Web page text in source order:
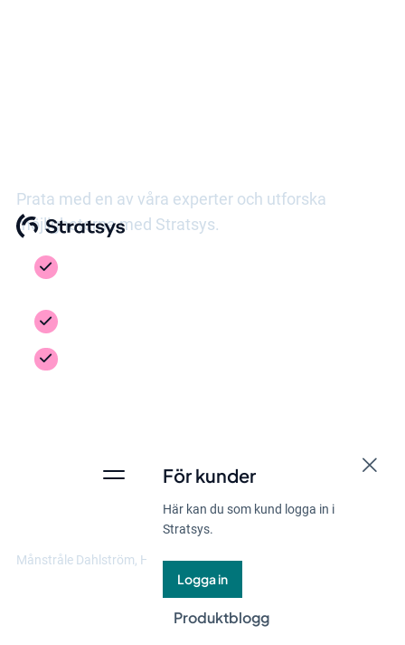
För kunder
Här kan du som kund logga in i
Stratsys.
Logga in
Produktblogg
Prata med en av våra experter och utforska
möjligheterna med Stratsys.
flera nivåer. Vi kan hantera data på olika
sätt i olika bolag, och aggregera det i
Månstråle Dahlström, Hållbarhetsansvarig på Hammarviken